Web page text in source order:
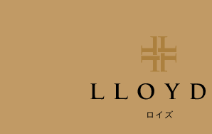
ロイズ